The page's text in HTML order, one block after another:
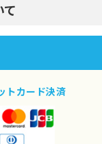
トカード決済